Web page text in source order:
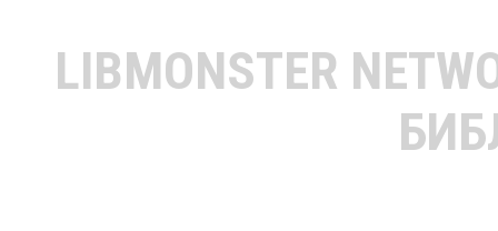
LIBMONSTER